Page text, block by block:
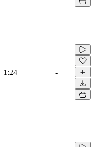
1:24 -